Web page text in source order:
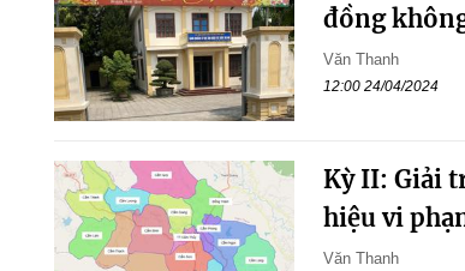
đồng
Văn Thanh
12:00 24/04/2024
Kỳ II: Giải
hiệu vi
Văn Thanh